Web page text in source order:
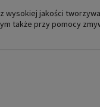
wysokiej jakości
także przy pomocy